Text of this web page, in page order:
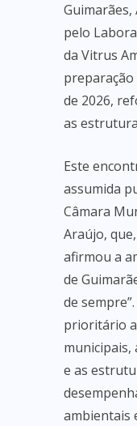
pelo
da Vitrus
de 2026,
as
Este
assumida
Câmara
Araújo,
afirmou a
de
de
prioritário
municipais,
e as
ambientais